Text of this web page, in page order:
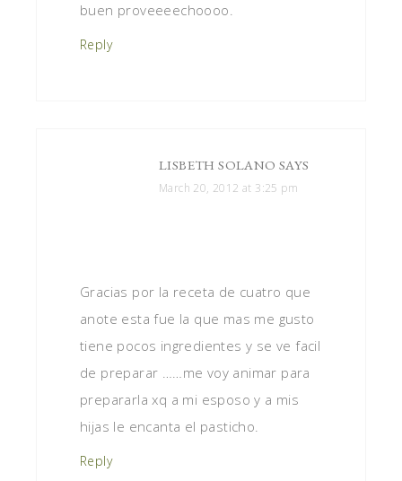
buen proveeeechoooo.
Reply
LISBETH SOLANO SAYS
March 20, 2012 at 3:25 pm
Gracias por la receta de cuatro que
anote esta fue la que mas me gusto
tiene pocos ingredientes y se ve facil
de preparar ……me voy animar para
prepararla xq a mi esposo y a mis
hijas le encanta el pasticho.
Reply